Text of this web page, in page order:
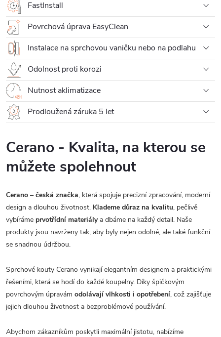
FastInstall
Povrchová úprava EasyClean
Instalace na sprchovou vaničku nebo na podlahu
Odolnost proti korozi
Nutnost aklimatizace
Prodloužená záruka 5 let
Cerano - Kvalita, na kterou se
můžete spolehnout
Cerano – česká značka, která spojuje precizní zpracování, moderní
design a dlouhou životnost. Klademe důraz na kvalitu, pečlivě
vybíráme prvotřídní materiálya dbáme na každý detail. Naše
produkty jsou navrženy tak, aby byly nejen odolné, ale také funkční
se snadnou údržbou.
Sprchové kouty Cerano vynikají elegantním designem a praktickými
řešeními, která se hodí do každé koupelny. Díky špičkovým
povrchovým úpravám odolávají vlhkosti i opotřebení, což zajišťuje
jejich dlouhou životnost a bezproblémové používání.
Abychom zákazníkům poskytli maximální jistotu, nabízíme